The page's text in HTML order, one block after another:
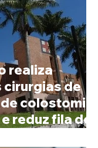
realiza
cirurgias de
colostomia
reduz fila de